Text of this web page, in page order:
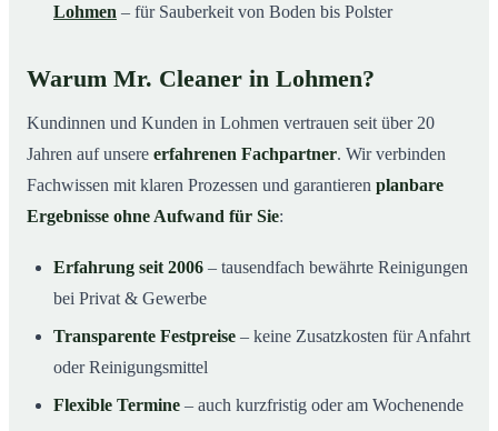
Lohmen – für Sauberkeit von Boden bis Polster
Warum Mr. Cleaner in Lohmen?
Kundinnen und Kunden in Lohmen vertrauen seit über 20
Jahren auf unsere erfahrenen Fachpartner. Wir verbinden
Fachwissen mit klaren Prozessen und garantieren planbare
Ergebnisse ohne Aufwand für Sie:
Erfahrung seit 2006 – tausendfach bewährte Reinigungen
bei Privat & Gewerbe
Transparente Festpreise – keine Zusatzkosten für Anfahrt
oder Reinigungsmittel
Flexible Termine – auch kurzfristig oder am Wochenende